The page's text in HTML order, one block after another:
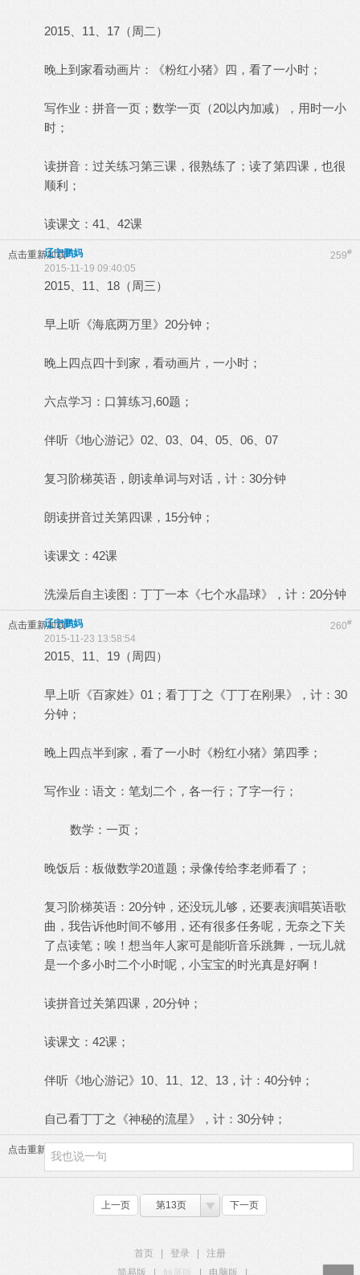
2015、11、17（周二）
晚上到家看动画片：《粉红小猪》四，看了一小时；
写作业：拼音一页；数学一页（20以内加减），用时一小
时；
读拼音：过关练习第三课，很熟练了；读了第四课，也很
顺利；
读课文：41、42课
点击重新加载 259#
辽宁鹏妈
2015-11-19 09:40:05
2015、11、18（周三）
早上听《海底两万里》20分钟；
晚上四点四十到家，看动画片，一小时；
六点学习：口算练习,60题；
伴听《地心游记》02、03、04、05、06、07
复习阶梯英语，朗读单词与对话，计：30分钟
朗读拼音过关第四课，15分钟；
读课文：42课
洗澡后自主读图：丁丁一本《七个水晶球》，计：20分钟
点击重新加载 260#
辽宁鹏妈
2015-11-23 13:58:54
2015、11、19（周四）
早上听《百家姓》01；看丁丁之《丁丁在刚果》，计：30
分钟；
晚上四点半到家，看了一小时《粉红小猪》第四季；
写作业：语文：笔划二个，各一行；了字一行；
数学：一页；
晚饭后：板做数学20道题；录像传给李老师看了；
复习阶梯英语：20分钟，还没玩儿够，还要表演唱英语歌
曲，我告诉他时间不够用，还有很多任务呢，无奈之下关
了点读笔；唉！想当年人家可是能听音乐跳舞，一玩儿就
是一个多小时二个小时呢，小宝宝的时光真是好啊！
读拼音过关第四课，20分钟；
读课文：42课；
伴听《地心游记》10、11、12、13，计：40分钟；
自己看丁丁之《神秘的流星》，计：30分钟；
点击重新加载
上一页 第13页 下一页
首页 登录
注册
简易版
触屏版 电脑版